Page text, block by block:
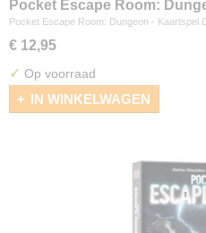
Pocket Escape Room:
Pocket Escape Room: Dungeon - Kaartspel
€ 12,95
✓ Op voorraad
IN WINKELWAGEN